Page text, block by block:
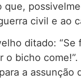
que,
civil e ao
ditado: “Se
o bicho
a assunção